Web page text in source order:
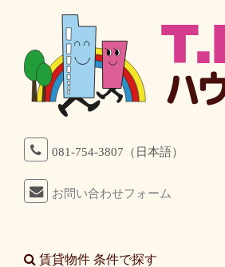
081-754-3807（日本語）
お問い合わせフォーム
賃貸物件 条件で探す